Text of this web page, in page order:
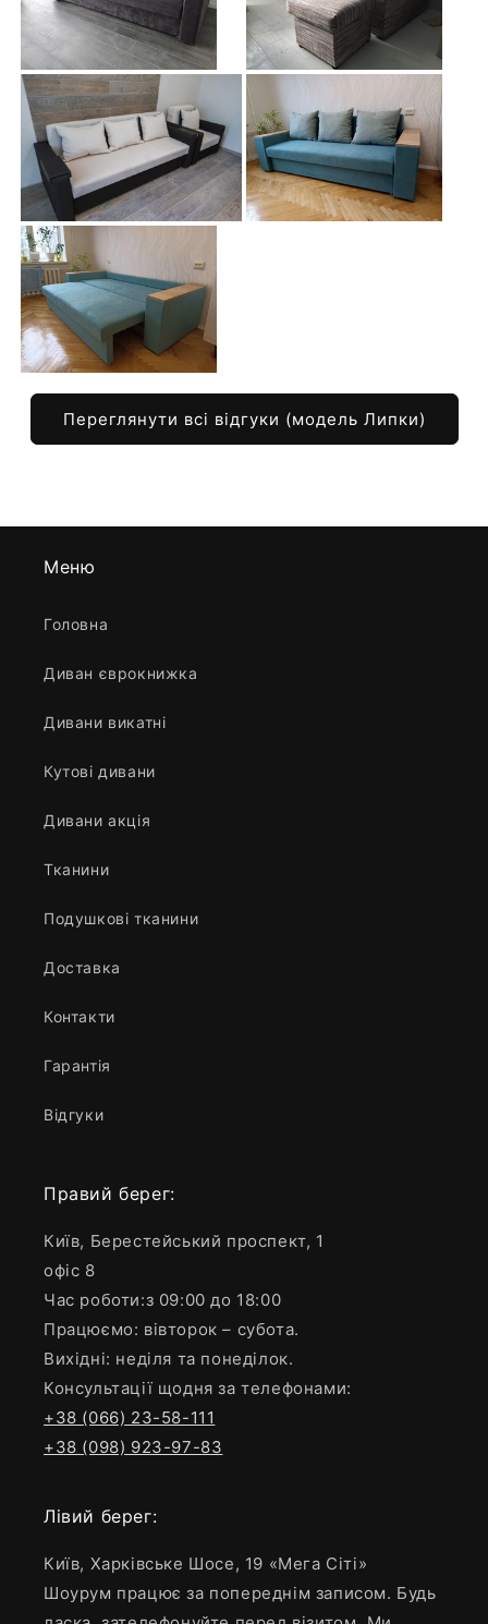
Переглянути всі відгуки (модель Липки)
Меню
Головна
Диван єврокнижка
Дивани викатні
Кутові дивани
Дивани акція
Тканини
Подушкові тканини
Доставка
Контакти
Гарантія
Відгуки
Правий берег:
Київ, Берестейський проспект, 1
офіс 8
Час роботи:з 09:00 до 18:00
Працюємо: вівторок – субота.
Вихідні: неділя та понеділок.
Консультації щодня за телефонами:
+38 (066) 23-58-111
+38 (098) 923-97-83
Лівий берег:
Київ, Харківське Шосе, 19 «Мега Сіті»
Шоурум працює за попереднім записом. Будь